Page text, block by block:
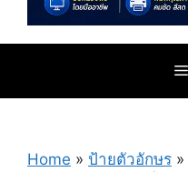
Home » ป้ายตัวอักษร »